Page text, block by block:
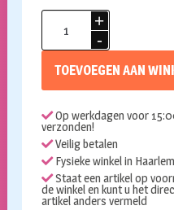
45cm
en
geel
aantal
TOEVOEGEN AAN
Op werkdagen voor
verzonden!
Veilig betalen
Fysieke winkel in Haarlem
Staat een artikel op
de winkel en kunt u het
artikel anders vermeld